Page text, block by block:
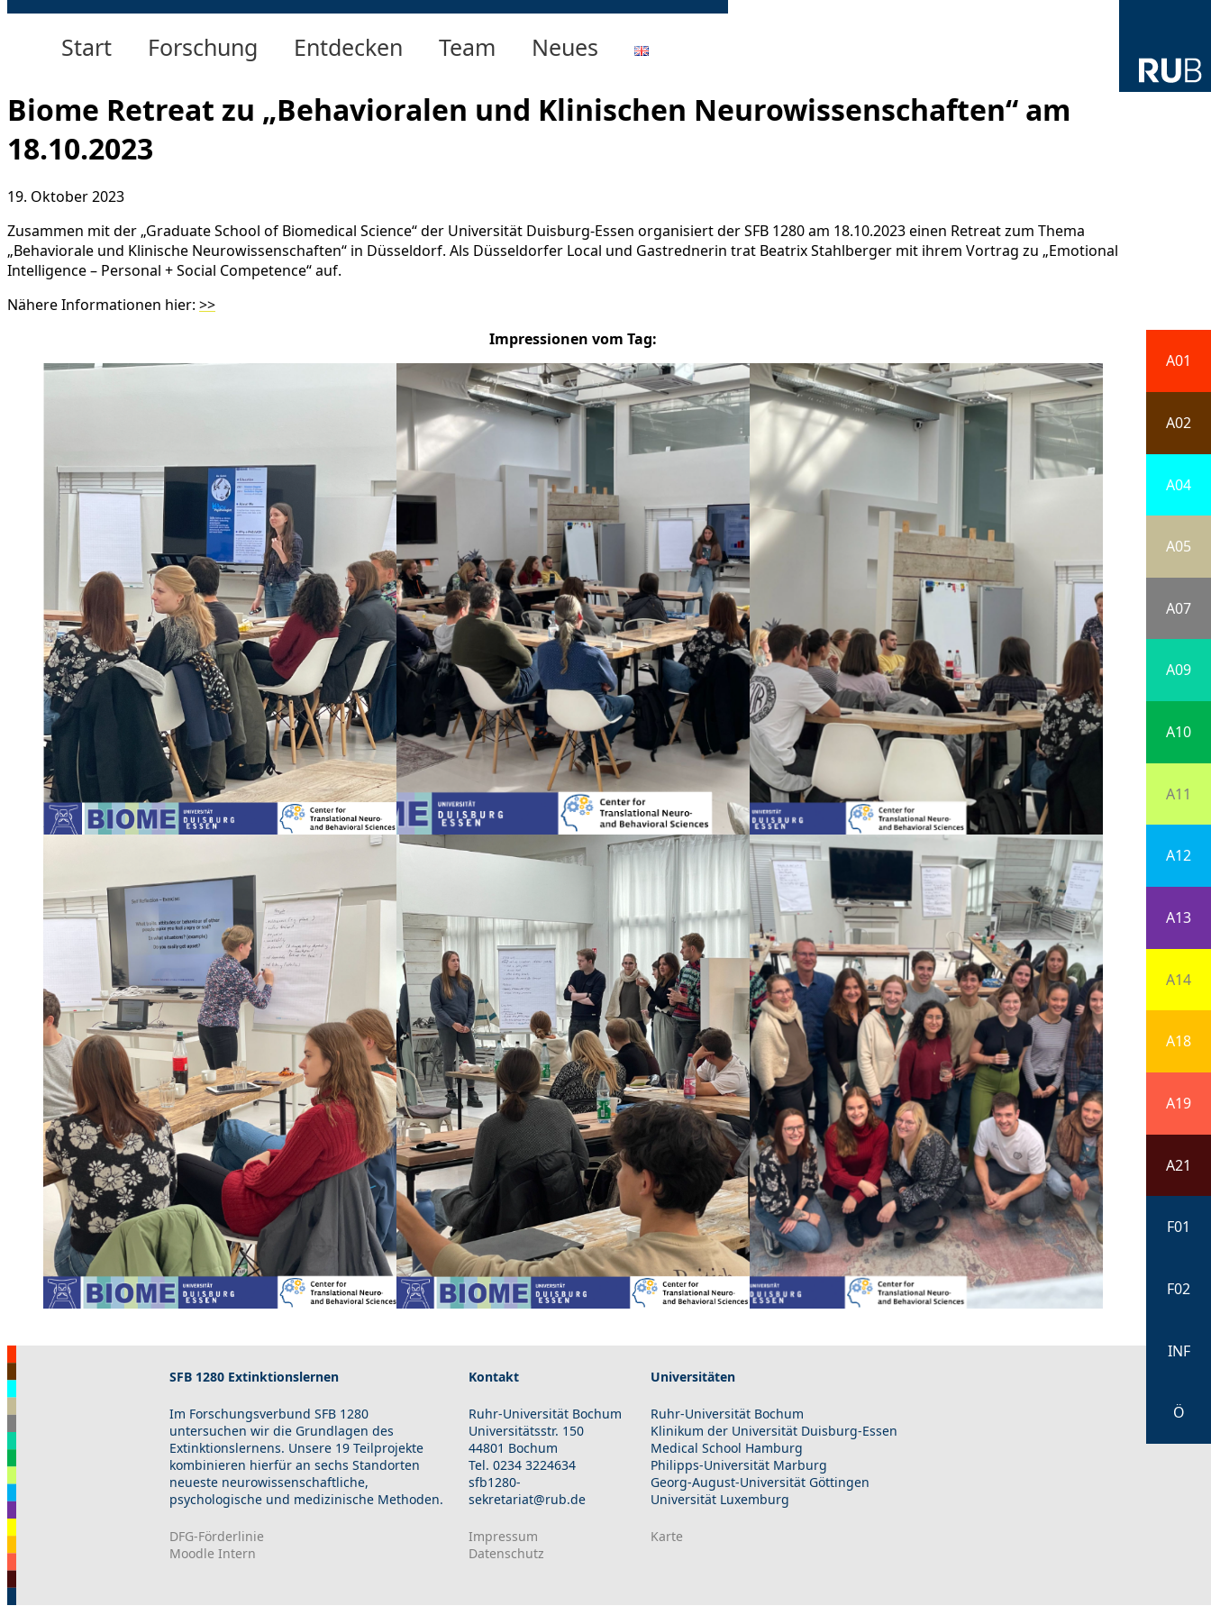
Start Forschung Entdecken Team Neues
A01
A02
A04
A05
A07
A09
A10
A11
A12
A13
A14
A18
A19
A21
F01
F02
INF
Ö
Biome Retreat zu „Behavioralen und Klinischen Neurowissenschaften“ am
18.10.2023
19. Oktober 2023
Zusammen mit der „Graduate School of Biomedical Science“ der Universität Duisburg-Essen organisiert der SFB 1280 am 18.10.2023 einen Retreat zum Thema
„Behaviorale und Klinische Neurowissenschaften“ in Düsseldorf. Als Düsseldorfer Local und Gastrednerin trat Beatrix Stahlberger mit ihrem Vortrag zu „Emotional
Intelligence – Personal + Social Competence“ auf.
Nähere Informationen hier: >>
Impressionen vom Tag:
SFB 1280 Extinktionslernen Kontakt Universitäten
Im Forschungsverbund SFB 1280
untersuchen wir die Grundlagen des
Extinktionslernens. Unsere 19 Teilprojekte
kombinieren hierfür an sechs Standorten
neueste neurowissenschaftliche,
psychologische und medizinische Methoden.
Ruhr-Universität Bochum
Universitätsstr. 150
44801 Bochum
Tel. 0234 3224634
sfb1280-
sekretariat@rub.de
Ruhr-Universität Bochum
Klinikum der Universität Duisburg-Essen
Medical School Hamburg
Philipps-Universität Marburg
Georg-August-Universität Göttingen
Universität Luxemburg
DFG-Förderlinie
Moodle Intern
Impressum
Datenschutz
Karte